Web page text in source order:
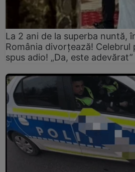
La 2 ani de la superba nuntă,
România divorțează!
spus adio! „Da, este adevărat”